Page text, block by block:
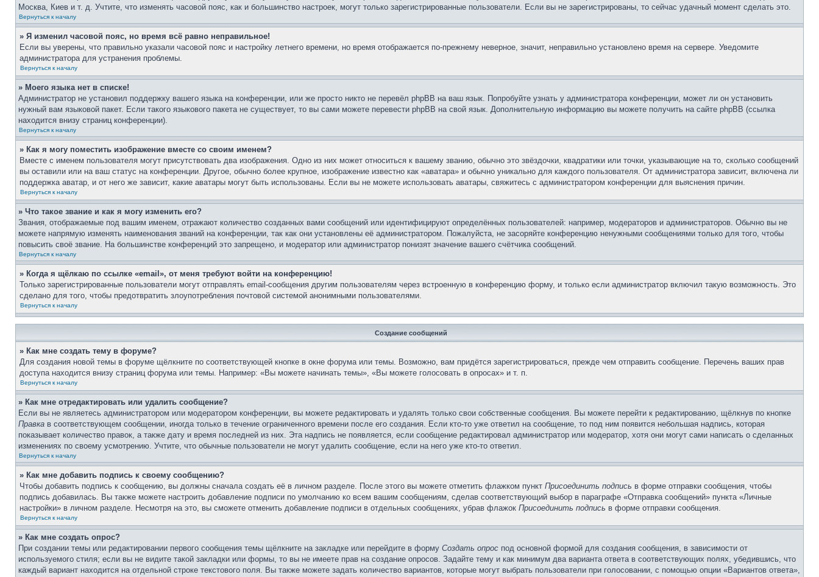
Москва, Киев и т. д. Учтите, что изменять часовой пояс, как и большинство настроек, могут только зарегистрированные пользователи. Если вы не зарегистрированы, то сейчас удачный момент сделать это.
Вернуться к началу
» Я изменил часовой пояс, но время всё равно неправильное!
Если вы уверены, что правильно указали часовой пояс и настройку летнего времени, но время отображается по-прежнему неверное, значит, неправильно установлено время на сервере. Уведомите
администратора для устранения проблемы.
Вернуться к началу
» Моего языка нет в списке!
Администратор не установил поддержку вашего языка на конференции, или же просто никто не перевёл phpBB на ваш язык. Попробуйте узнать у администратора конференции, может ли он установить
нужный вам языковой пакет. Если такого языкового пакета не существует, то вы сами можете перевести phpBB на свой язык. Дополнительную информацию вы можете получить на сайте phpBB (ссылка
находится внизу страниц конференции).
Вернуться к началу
» Как я могу поместить изображение вместе со своим именем?
Вместе с именем пользователя могут присутствовать два изображения. Одно из них может относиться к вашему званию, обычно это звёздочки, квадратики или точки, указывающие на то, сколько сообщений
вы оставили или на ваш статус на конференции. Другое, обычно более крупное, изображение известно как «аватара» и обычно уникально для каждого пользователя. От администратора зависит, включена ли
поддержка аватар, и от него же зависит, какие аватары могут быть использованы. Если вы не можете использовать аватары, свяжитесь с администратором конференции для выяснения причин.
Вернуться к началу
» Что такое звание и как я могу изменить его?
Звания, отображаемые под вашим именем, отражают количество созданных вами сообщений или идентифицируют определённых пользователей: например, модераторов и администраторов. Обычно вы не
можете напрямую изменять наименования званий на конференции, так как они установлены её администратором. Пожалуйста, не засоряйте конференцию ненужными сообщениями только для того, чтобы
повысить своё звание. На большинстве конференций это запрещено, и модератор или администратор понизят значение вашего счётчика сообщений.
Вернуться к началу
» Когда я щёлкаю по ссылке «email», от меня требуют войти на конференцию!
Только зарегистрированные пользователи могут отправлять email-сообщения другим пользователям через встроенную в конференцию форму, и только если администратор включил такую возможность. Это
сделано для того, чтобы предотвратить злоупотребления почтовой системой анонимными пользователями.
Вернуться к началу
Создание сообщений
» Как мне создать тему в форуме?
Для создания новой темы в форуме щёлкните по соответствующей кнопке в окне форума или темы. Возможно, вам придётся зарегистрироваться, прежде чем отправить сообщение. Перечень ваших прав
доступа находится внизу страниц форума или темы. Например: «Вы можете начинать темы», «Вы можете голосовать в опросах» и т. п.
Вернуться к началу
» Как мне отредактировать или удалить сообщение?
Если вы не являетесь администратором или модератором конференции, вы можете редактировать и удалять только свои собственные сообщения. Вы можете перейти к редактированию, щёлкнув по кнопке
Правка в соответствующем сообщении, иногда только в течение ограниченного времени после его создания. Если кто-то уже ответил на сообщение, то под ним появится небольшая надпись, которая
показывает количество правок, а также дату и время последней из них. Эта надпись не появляется, если сообщение редактировал администратор или модератор, хотя они могут сами написать о сделанных
изменениях по своему усмотрению. Учтите, что обычные пользователи не могут удалить сообщение, если на него уже кто-то ответил.
Вернуться к началу
» Как мне добавить подпись к своему сообщению?
Чтобы добавить подпись к сообщению, вы должны сначала создать её в личном разделе. После этого вы можете отметить флажком пункт Присоединить подпись в форме отправки сообщения, чтобы
подпись добавилась. Вы также можете настроить добавление подписи по умолчанию ко всем вашим сообщениям, сделав соответствующий выбор в параграфе «Отправка сообщений» пункта «Личные
настройки» в личном разделе. Несмотря на это, вы сможете отменить добавление подписи в отдельных сообщениях, убрав флажок Присоединить подпись в форме отправки сообщения.
Вернуться к началу
» Как мне создать опрос?
При создании темы или редактировании первого сообщения темы щёлкните на закладке или перейдите в форму Создать опрос под основной формой для создания сообщения, в зависимости от
используемого стиля; если вы не видите такой закладки или формы, то вы не имеете прав на создание опросов. Задайте тему и как минимум два варианта ответа в соответствующих полях, убедившись, что
каждый вариант находится на отдельной строке текстового поля. Вы также можете задать количество вариантов, которые могут выбрать пользователи при голосовании, с помощью опции «Вариантов ответа»,